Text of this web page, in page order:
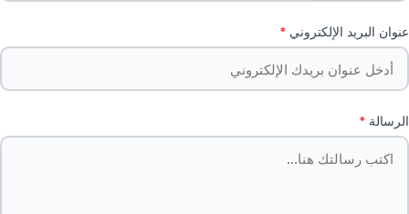
عنوان البريد الإلكتروني
الرسالة